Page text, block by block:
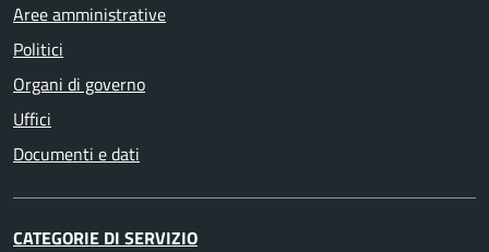
Aree amministrative
Politici
Organi di governo
Uffici
Documenti e dati
CATEGORIE DI SERVIZIO